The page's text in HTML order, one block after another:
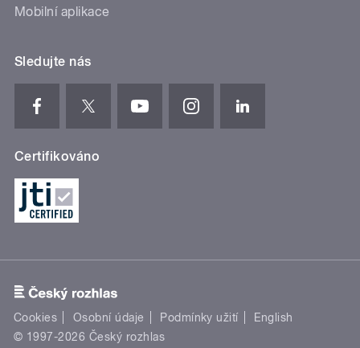
Mobilní aplikace
Sledujte nás
Certifikováno
Cookies Osobní údaje Podmínky užití
English
© 1997-2026 Český rozhlas